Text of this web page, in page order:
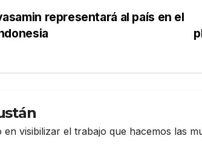
representará al país en el
en visibilizar el trabajo que hacemos las